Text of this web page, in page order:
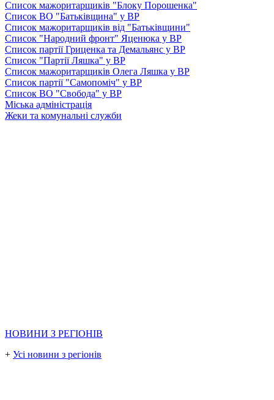
Список мажоритарщиків "Блоку Порошенка"
Список ВО "Батьківщина" у ВР
Список мажоритарщиків від "Батьківщини"
Список "Народний фронт" Яценюка у ВР
Список партії Гриценка та Демальянс у ВР
Список "Партії Ляшка" у ВР
Список мажоритарщиків Олега Ляшка у ВР
Список партії "Самопоміч" у ВР
Список ВО "Свобода" у ВР
Міська адміністрація
Жеки та комунальні служби
НОВИНИ З РЕГІОНІВ
+ Усі новини з регіонів